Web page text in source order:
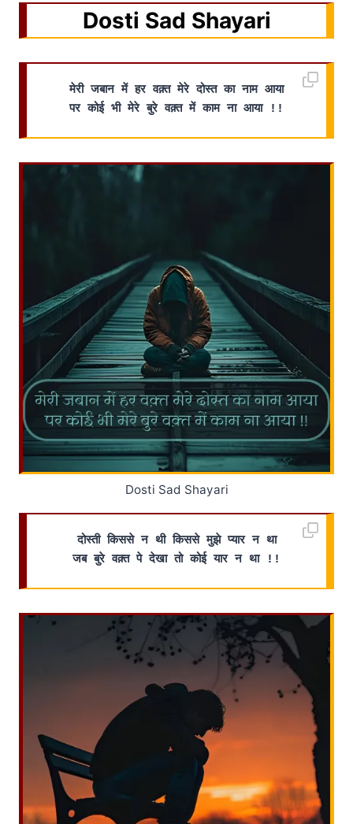
Dosti Sad Shayari
मेरी जबान में हर वक़्त मेरे दोस्त का नाम आया
पर कोई भी मेरे बुरे वक़्त में काम ना आया !!
Dosti Sad Shayari
दोस्ती किससे न थी किससे मुझे प्यार न था
जब बुरे वक़्त पे देखा तो कोई यार न था !!